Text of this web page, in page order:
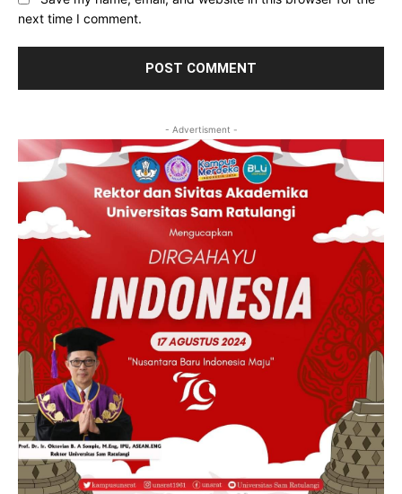
next time I comment.
- Advertisment -